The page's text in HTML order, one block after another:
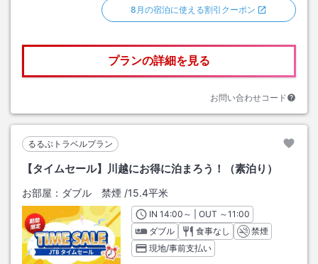
8月の宿泊に使える割引クーポン
プランの詳細を見る
お問い合わせコード
るるぶトラベルプラン
【タイムセール】川越にお得に泊まろう！（素泊り）
お部屋： ダブル 禁煙 /15.4平米
INチェックイン
14:00 ～ | OUT チェックアウト
～11:00
ダブル
食事なし
禁煙
現地/事前支払い